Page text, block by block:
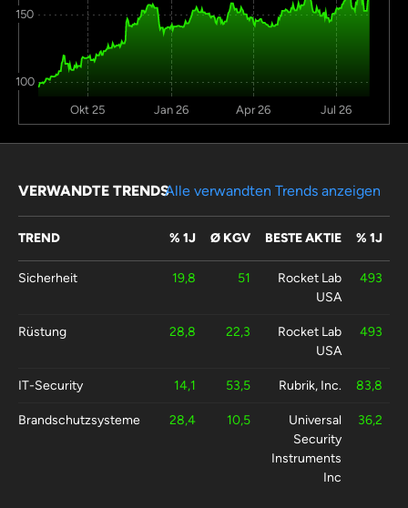
100
150
Okt 25 Jan 26 Apr 26 Jul 26
VERWANDTE TRENDS
TREND % 1J Ø KGV BESTE AKTIE % 1J
Sicherheit 19,8 51
Rocket Lab
USA
493
Rüstung 28,8 22,3
Rocket Lab
USA
493
IT-Security 14,1 53,5 Rubrik, Inc. 83,8
Brandschutzsysteme 28,4 10,5
Universal
Security
Instruments
Inc
36,2
Alle verwandten Trends anzeigen